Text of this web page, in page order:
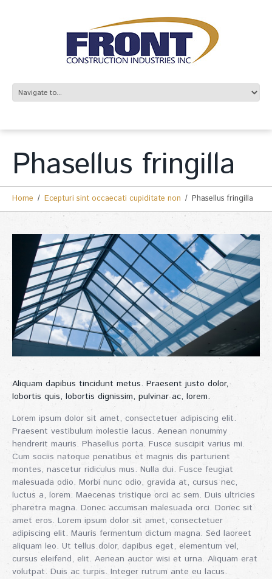
Phasellus fringilla
Home Ecepturi sint occaecati cupiditate non Phasellus fringilla
Aliquam dapibus tincidunt metus. Praesent justo dolor,
lobortis quis, lobortis dignissim, pulvinar ac, lorem.
Lorem ipsum dolor sit amet, consectetuer adipiscing elit.
Praesent vestibulum molestie lacus. Aenean nonummy
hendrerit mauris. Phasellus porta. Fusce suscipit varius mi.
Cum sociis natoque penatibus et magnis dis parturient
montes, nascetur ridiculus mus. Nulla dui. Fusce feugiat
malesuada odio. Morbi nunc odio, gravida at, cursus nec,
luctus a, lorem. Maecenas tristique orci ac sem. Duis ultricies
pharetra magna. Donec accumsan malesuada orci. Donec sit
amet eros. Lorem ipsum dolor sit amet, consectetuer
adipiscing elit. Mauris fermentum dictum magna. Sed laoreet
aliquam leo. Ut tellus dolor, dapibus eget, elementum vel,
cursus eleifend, elit. Aenean auctor wisi et urna. Aliquam erat
volutpat. Duis ac turpis. Integer rutrum ante eu lacus.